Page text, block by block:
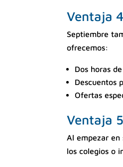
Ventaja
Septiembre
ofrecemos:
Dos horas
Descuentos
Ofertas
Ventaja
Al empezar en
los colegios o